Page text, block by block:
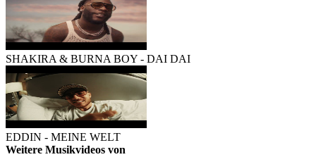
SHAKIRA & BURNA BOY - DAI DAI
EDDIN - MEINE WELT
Weitere Musikvideos von